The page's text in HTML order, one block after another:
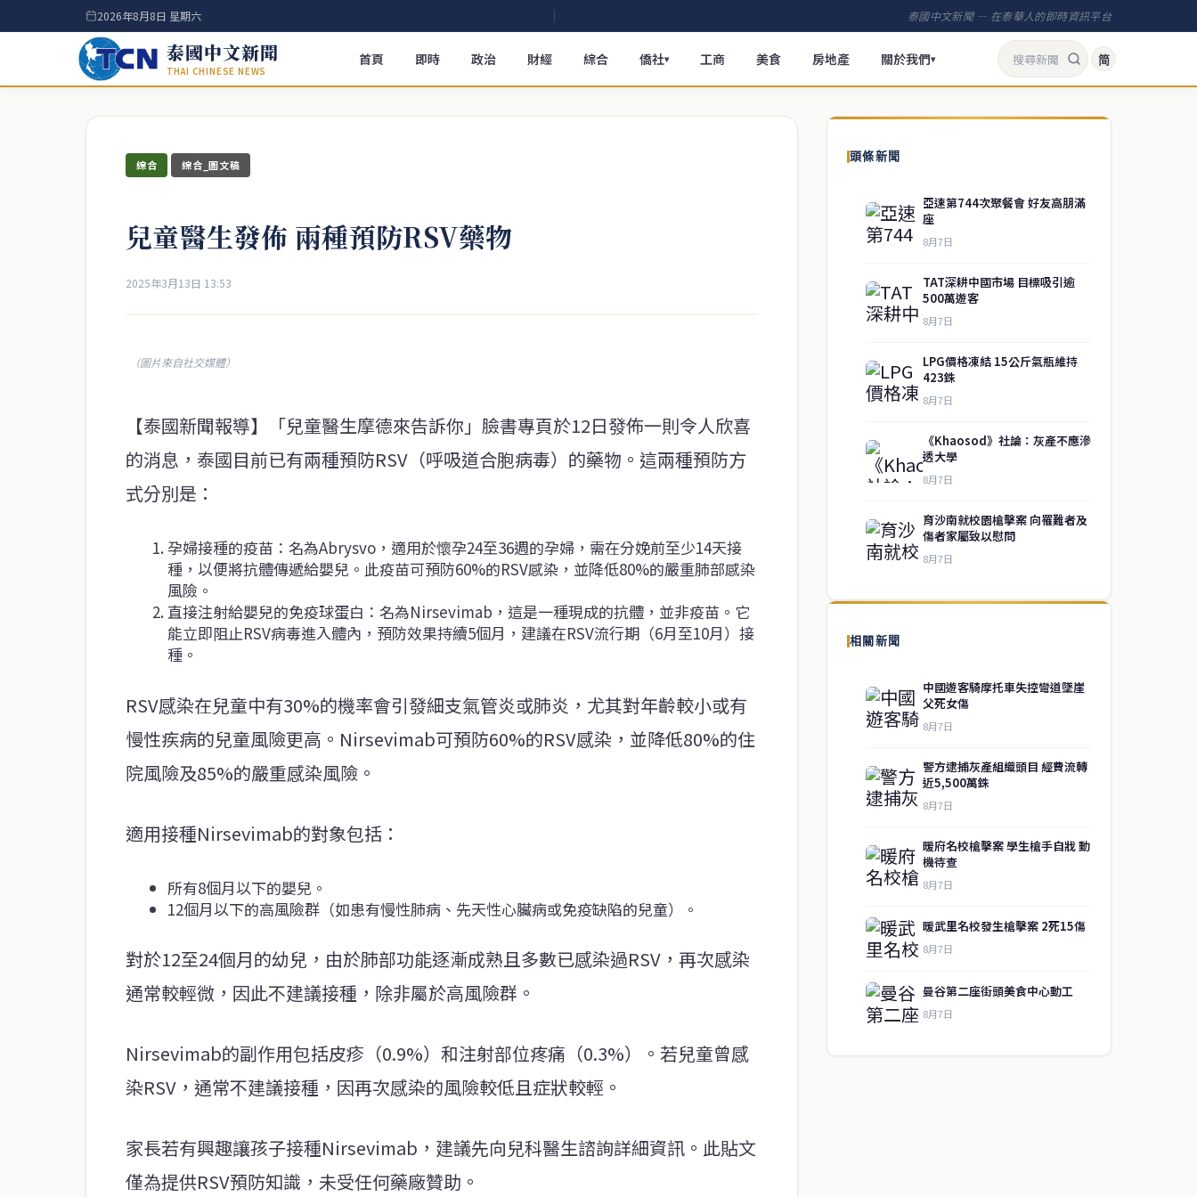
2026年8月8日 星期六 泰國中文新聞 — 在泰華人的即時資訊平台
泰國中文新聞
THAI CHINESE NEWS
首頁 即時 政治 財經 綜合 僑社▾ 工商 美食 房地產 關於我們▾ 简
綜合 綜合_圖文稿
兒童醫生發佈 兩種預防RSV藥物
2025年3月13日 13:53
（圖片來自社交媒體）
【泰國新聞報導】「兒童醫生摩德來告訴你」臉書專頁於12日發佈一則令人欣喜
的消息，泰國目前已有兩種預防RSV（呼吸道合胞病毒）的藥物。這兩種預防方
式分別是：
孕婦接種的疫苗：名為Abrysvo，適用於懷孕24至36週的孕婦，需在分娩前至少14天接
種，以便將抗體傳遞給嬰兒。此疫苗可預防60%的RSV感染，並降低80%的嚴重肺部感染
風險。
直接注射給嬰兒的免疫球蛋白：名為Nirsevimab，這是一種現成的抗體，並非疫苗。它
能立即阻止RSV病毒進入體內，預防效果持續5個月，建議在RSV流行期（6月至10月）接
種。
RSV感染在兒童中有30%的機率會引發細支氣管炎或肺炎，尤其對年齡較小或有
慢性疾病的兒童風險更高。Nirsevimab可預防60%的RSV感染，並降低80%的住
院風險及85%的嚴重感染風險。
適用接種Nirsevimab的對象包括：
所有8個月以下的嬰兒。
12個月以下的高風險群（如患有慢性肺病、先天性心臟病或免疫缺陷的兒童）。
對於12至24個月的幼兒，由於肺部功能逐漸成熟且多數已感染過RSV，再次感染
通常較輕微，因此不建議接種，除非屬於高風險群。
Nirsevimab的副作用包括皮疹（0.9%）和注射部位疼痛（0.3%）。若兒童曾感
染RSV，通常不建議接種，因再次感染的風險較低且症狀較輕。
家長若有興趣讓孩子接種Nirsevimab，建議先向兒科醫生諮詢詳細資訊。此貼文
僅為提供RSV預防知識，未受任何藥廠贊助。
頭條新聞
亞速第744次聚餐會 好友高朋滿
座
8月7日
TAT深耕中國市場 目標吸引逾
500萬遊客
8月7日
LPG價格凍結 15公斤氣瓶維持
423銖
8月7日
《Khaosod》社論：灰產不應滲
透大學
8月7日
育沙南就校園槍擊案 向罹難者及
傷者家屬致以慰問
8月7日
相關新聞
中國遊客騎摩托車失控彎道墜崖
父死女傷
8月7日
警方逮捕灰產組織頭目 經費流轉
近5,500萬銖
8月7日
暖府名校槍擊案 學生槍手自戕 動
機待查
8月7日
暖武里名校發生槍擊案 2死15傷
8月7日
曼谷第二座街頭美食中心動工
8月7日